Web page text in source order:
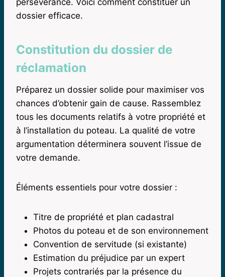
dossier efficace.
Constitution du dossier de
réclamation
Préparez un dossier solide pour maximiser vos
chances d’obtenir gain de cause. Rassemblez
tous les documents relatifs à votre propriété et
à l’installation du poteau. La qualité de votre
argumentation déterminera souvent l’issue de
votre demande.
Éléments essentiels pour votre dossier :
Titre de propriété et plan cadastral
Photos du poteau et de son environnement
Convention de servitude (si existante)
Estimation du préjudice par un expert
Projets contrariés par la présence du